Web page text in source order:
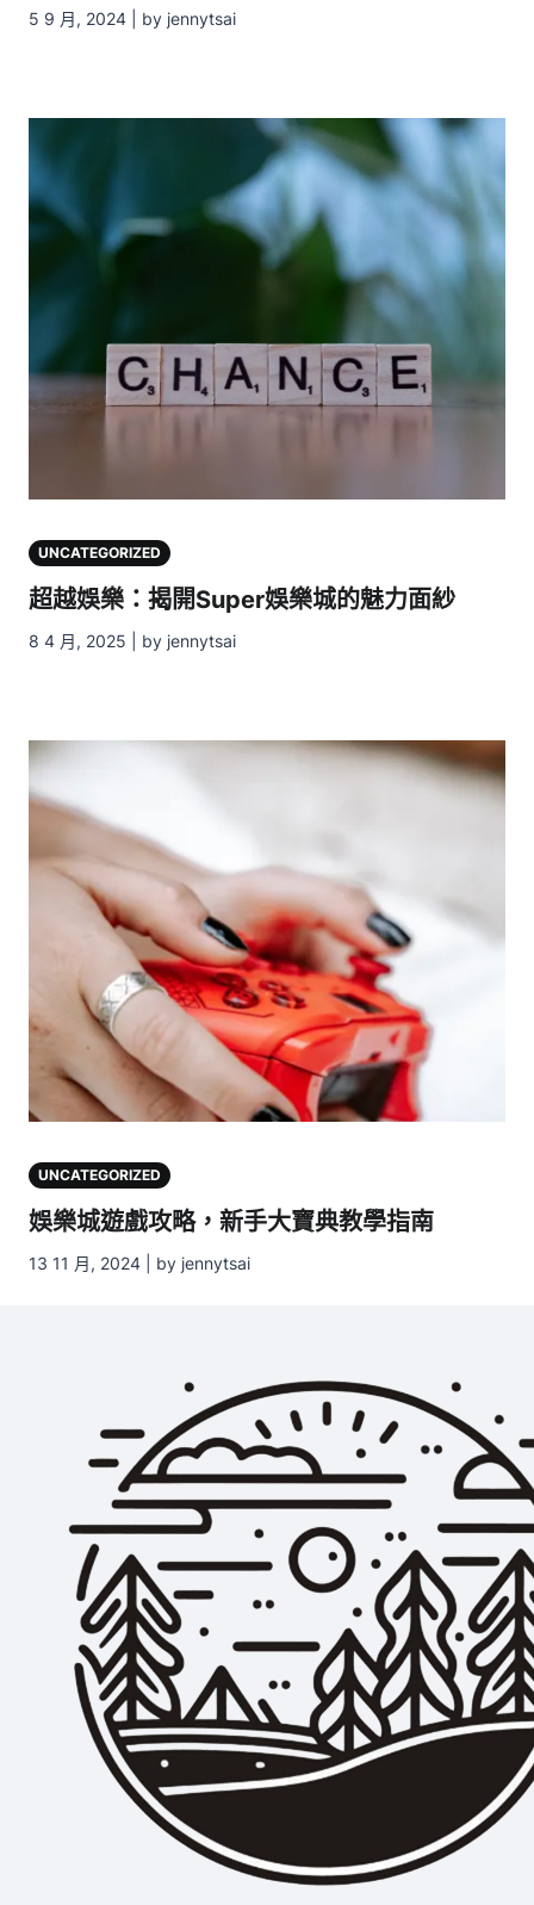
5 9 月, 2024 | by jennytsai
UNCATEGORIZED
超越娛樂：揭開Super娛樂城的魅力面紗
8 4 月, 2025 | by jennytsai
UNCATEGORIZED
娛樂城遊戲攻略，新手大寶典教學指南
13 11 月, 2024 | by jennytsai